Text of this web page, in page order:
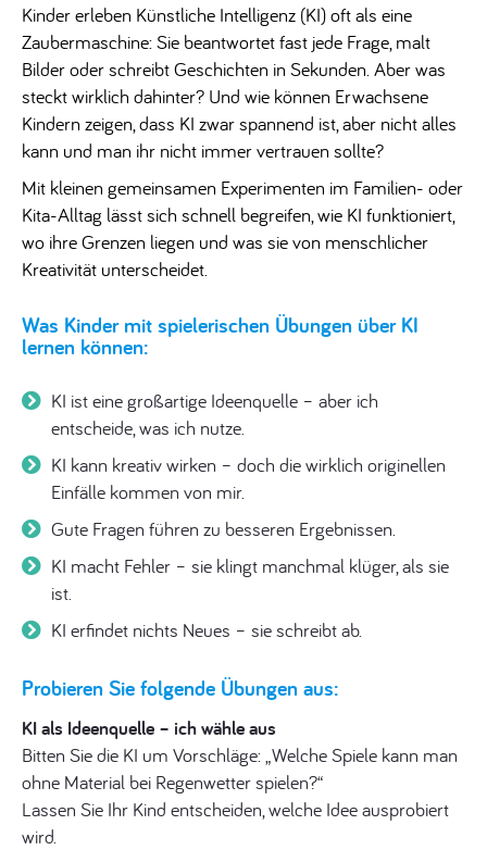
Kinder erleben Künstliche Intelligenz (KI) oft als eine
Zaubermaschine: Sie beantwortet fast jede Frage, malt
Bilder oder schreibt Geschichten in Sekunden. Aber was
steckt wirklich dahinter? Und wie können Erwachsene
Kindern zeigen, dass KI zwar spannend ist, aber nicht alles
kann und man ihr nicht immer vertrauen sollte?
Mit kleinen gemeinsamen Experimenten im Familien- oder
Kita-Alltag lässt sich schnell begreifen, wie KI funktioniert,
wo ihre Grenzen liegen und was sie von menschlicher
Kreativität unterscheidet.
Was Kinder mit spielerischen Übungen über KI
lernen können:
KI ist eine großartige Ideenquelle – aber ich
entscheide, was ich nutze.
KI kann kreativ wirken – doch die wirklich originellen
Einfälle kommen von mir.
Gute Fragen führen zu besseren Ergebnissen.
KI macht Fehler – sie klingt manchmal klüger, als sie
ist.
KI erfindet nichts Neues – sie schreibt ab.
Probieren Sie folgende Übungen aus:
KI als Ideenquelle – ich wähle aus
Bitten Sie die KI um Vorschläge: „Welche Spiele kann man
ohne Material bei Regenwetter spielen?“
Lassen Sie Ihr Kind entscheiden, welche Idee ausprobiert
wird.